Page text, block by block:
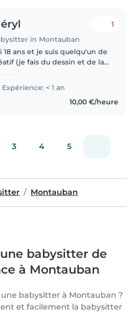
in Montauban
1
18 ans et je suis quelqu'un de
(je fais du dessin et de la
mais les seules
que j'ai avec les
Expérience: < 1 an
10,00 €/heure
3 4 5
Montauban
babysitter de
à Montauban
babysitter à Montauban ?
et facilement la babysitter